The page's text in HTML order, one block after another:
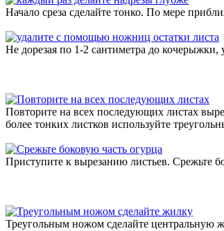
Начало среза сделайте тонко. По мере
Не дорезая по 1-2 сантиметра до
Повторите на всех последующих листах
более тонких листков используйте
Приступите к вырезанию листьев. Срежьте
Треугольным ножом сделайте центральную